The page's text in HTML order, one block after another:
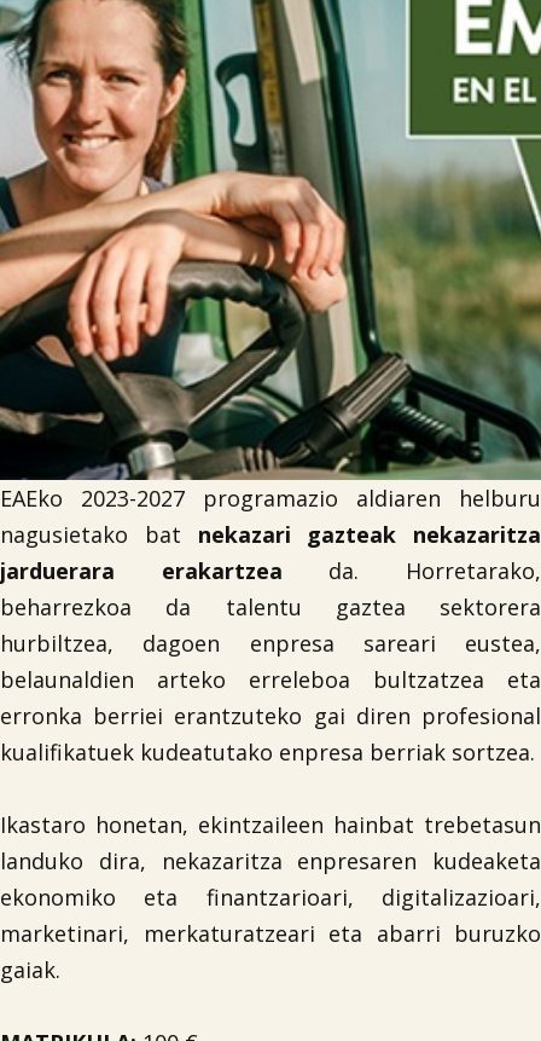
Iragarki-taula
Lursail Market
EAEko 2023-2027 programazio aldiaren helburu
nagusietako bat nekazari gazteak nekazaritza
jarduerara erakartzea da. Horretarako,
beharrezkoa da talentu gaztea sektorera
hurbiltzea, dagoen enpresa sareari eustea,
belaunaldien arteko erreleboa bultzatzea eta
erronka berriei erantzuteko gai diren profesional
kualifikatuek kudeatutako enpresa berriak sortzea.
Ikastaro honetan, ekintzaileen hainbat trebetasun
landuko dira, nekazaritza enpresaren kudeaketa
ekonomiko eta finantzarioari, digitalizazioari,
marketinari, merkaturatzeari eta abarri buruzko
gaiak.